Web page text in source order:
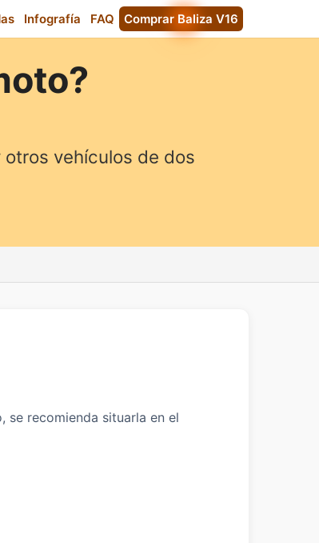
Infografía FAQ Comprar Baliza V16
vehículos de dos
se recomienda situarla en el